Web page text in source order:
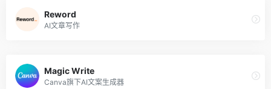
Reword
AI文章写作
Magic Write
Canva旗下AI文案生成器